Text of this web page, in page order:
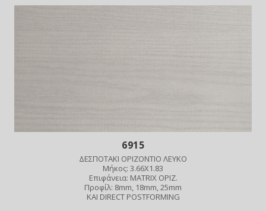
6915
ΔΕΣΠΟΤΑΚΙ ΟΡΙΖΟΝΤΙΟ ΛΕΥΚΟ
Μήκος: 3.66X1.83
Επιφάνεια: MATRIX ΟΡΙΖ.
Προφίλ: 8mm, 18mm, 25mm
ΚΑΙ DIRECT POSTFORMING